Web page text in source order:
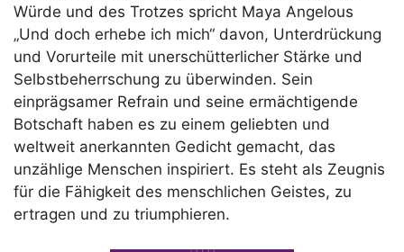
Würde und des Trotzes spricht Maya Angelous
„Und doch erhebe ich mich“ davon, Unterdrückung
und Vorurteile mit unerschütterlicher Stärke und
Selbstbeherrschung zu überwinden. Sein
einprägsamer Refrain und seine ermächtigende
Botschaft haben es zu einem geliebten und
weltweit anerkannten Gedicht gemacht, das
unzählige Menschen inspiriert. Es steht als Zeugnis
für die Fähigkeit des menschlichen Geistes, zu
ertragen und zu triumphieren.